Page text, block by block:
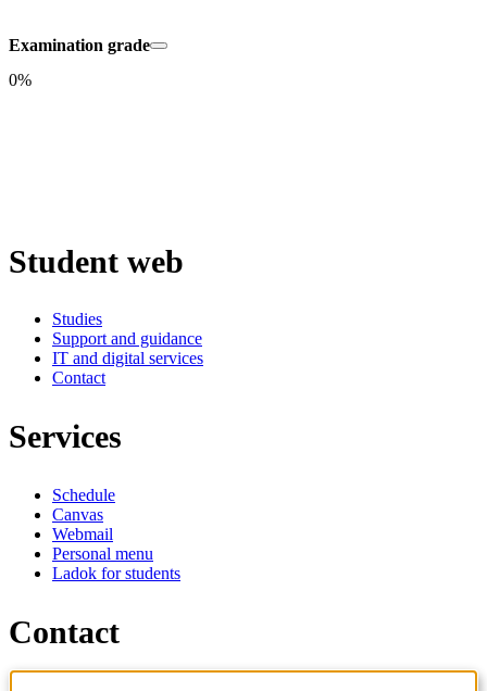
Examination grade
0%
Student web
Studies
Support and guidance
IT and digital services
Contact
Services
Schedule
Canvas
Webmail
Personal menu
Ladok for students
Contact